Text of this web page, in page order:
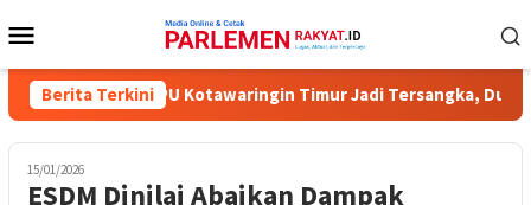
ke
Mobile
Berita Terkini
Komisioner KPU Kotawaringin Timur Jadi Tersangka,
15/01/2026
ESDM Dinilai Abaikan Dampak